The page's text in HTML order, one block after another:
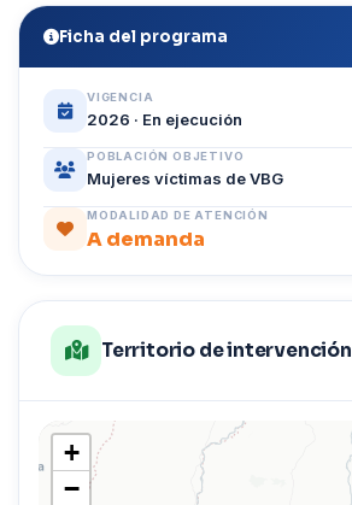
Ficha del programa
VIGENCIA
2026 · En ejecución
POBLACIÓN OBJETIVO
Mujeres víctimas de VBG
MODALIDAD DE ATENCIÓN
A demanda
Territorio de intervención
+
−